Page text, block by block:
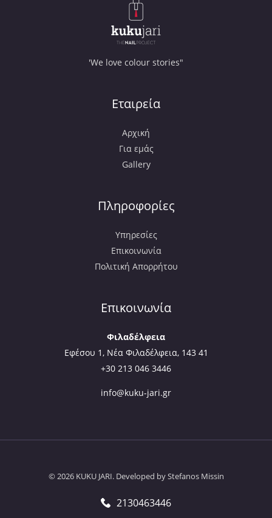
'We love colour stories"
Εταιρεία
Αρχική
Για εμάς
Gallery
Πληροφορίες
Υπηρεσίες
Επικοινωνία
Πολιτική Απορρήτου
Επικοινωνία
Φιλαδέλφεια
Εφέσου 1, Νέα Φιλαδέλφεια, 143 41
+30 213 046 3446
info@kuku-jari.gr
© 2026 KUKU JARI. Developed byStefanos Missin
2130463446